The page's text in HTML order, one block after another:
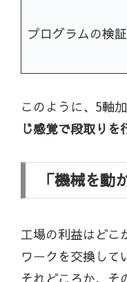
プログラムの検証
このように、5軸
じ感覚で段取りを
「機械を動
工場の利益はどこ
ワークを交換して
それどころか、そ